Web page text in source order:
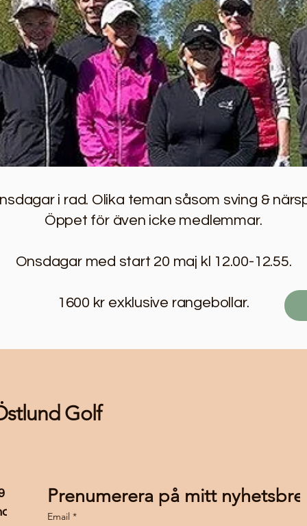
i rad. Olika teman såsom sving &
Öppet för även icke medlemmar.
Onsdagar med start 20 maj kl 12.00-12.55.
1600 kr exklusive rangebollar.
Golf
88
Prenumerera på mitt
Email *